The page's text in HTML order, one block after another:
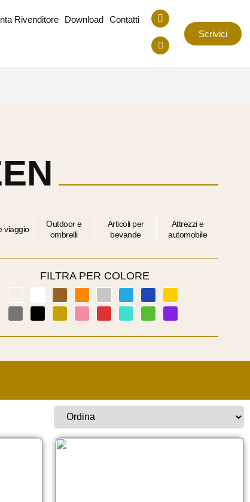
Rivenditore Download
Contatti
Scrivici
viaggio
Outdoor e
ombrelli
Articoli per
bevande
Attrezzi e
automobile
FILTRA PER COLORE